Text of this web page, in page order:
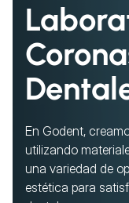
En Godent,
utilizando
una variedad de
estética para